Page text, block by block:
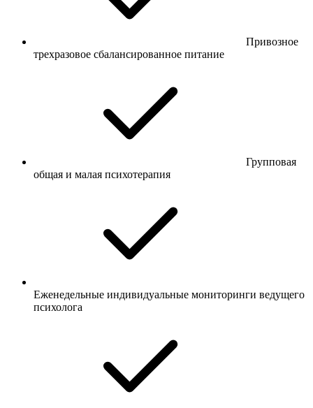
Привозное
трехразовое сбалансированное питание
Групповая
общая и малая психотерапия
Еженедельные индивидуальные мониторинги ведущего
психолога